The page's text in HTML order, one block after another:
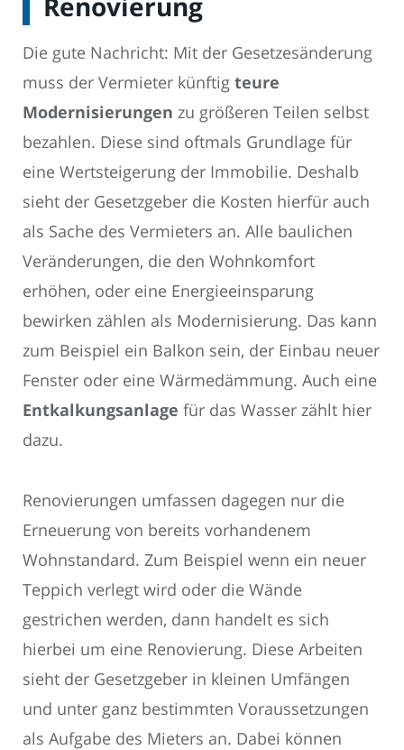
Die gute Nachricht: Mit der Gesetzesänderung
muss der Vermieter künftig teure
Modernisierungen zu größeren Teilen selbst
bezahlen. Diese sind oftmals Grundlage für
eine Wertsteigerung der Immobilie. Deshalb
sieht der Gesetzgeber die Kosten hierfür auch
als Sache des Vermieters an. Alle baulichen
Veränderungen, die den Wohnkomfort
erhöhen, oder eine Energieeinsparung
bewirken zählen als Modernisierung. Das kann
zum Beispiel ein Balkon sein, der Einbau neuer
Fenster oder eine Wärmedämmung. Auch eine
Entkalkungsanlage für das Wasser zählt hier
dazu.
Renovierungen umfassen dagegen nur die
Erneuerung von bereits vorhandenem
Wohnstandard. Zum Beispiel wenn ein neuer
Teppich verlegt wird oder die Wände
gestrichen werden, dann handelt es sich
hierbei um eine Renovierung. Diese Arbeiten
sieht der Gesetzgeber in kleinen Umfängen
und unter ganz bestimmten Voraussetzungen
als Aufgabe des Mieters an. Dabei können